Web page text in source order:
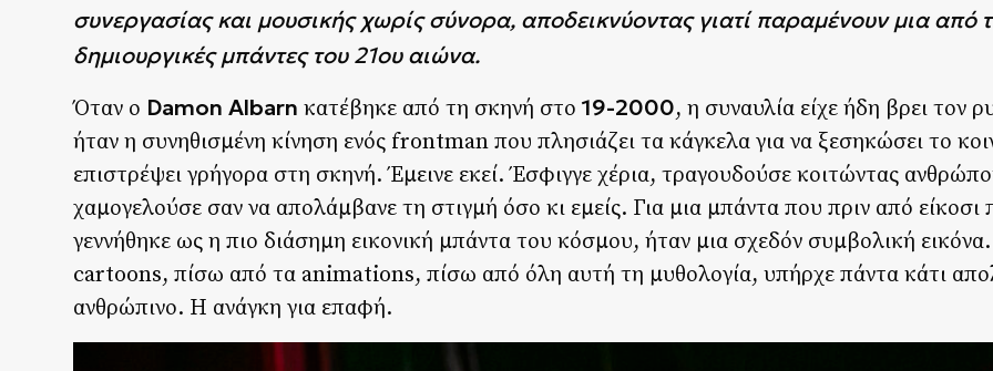
συνεργασίας και μουσικής χωρίς σύνορα, αποδεικνύοντας γιατί παραμένουν μια από
δημιουργικές μπάντες του 21ου αιώνα.
Όταν ο Damon Albarn κατέβηκε από τη σκηνή στο19-2000, η συναυλία είχε ήδη βρει τον
ήταν η συνηθισμένη κίνηση ενός frontman που πλησιάζει τα κάγκελα για να ξεσηκώσει το
επιστρέψει γρήγορα στη σκηνή. Έμεινε εκεί. Έσφιγγε χέρια, τραγουδούσε κοιτώντας
χαμογελούσε σαν να απολάμβανε τη στιγμή όσο κι εμείς. Για μια μπάντα που πριν από είκοσι
γεννήθηκε ως η πιο διάσημη εικονική μπάντα του κόσμου, ήταν μια σχεδόν συμβολική
cartoons, πίσω από τα animations, πίσω από όλη αυτή τη μυθολογία, υπήρχε πάντα κάτι
ανθρώπινο. Η ανάγκη για επαφή.